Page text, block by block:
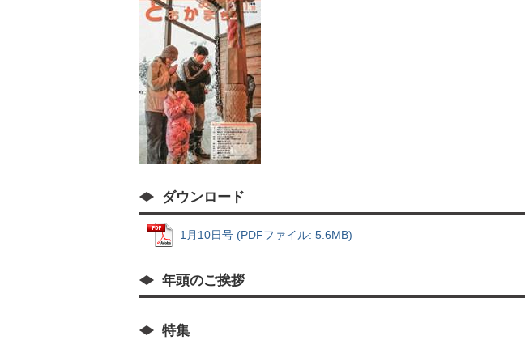
ダウンロード
1月10日号 (PDFファイル: 5.6MB)
年頭のご挨拶
特集